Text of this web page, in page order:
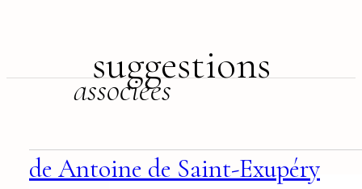
suggestions
associées
de Antoine de Saint-Exupéry